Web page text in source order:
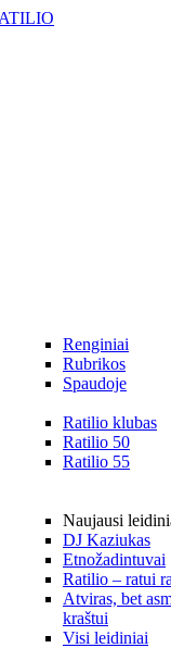
Renginiai
Rubrikos
Spaudoje
Ratilio klubas
Ratilio 50
Ratilio 55
Naujausi
DJ Kaziukas
Etnožadintuvai
Ratilio – ratui
Atviras, bet
kraštui
Visi leidiniai